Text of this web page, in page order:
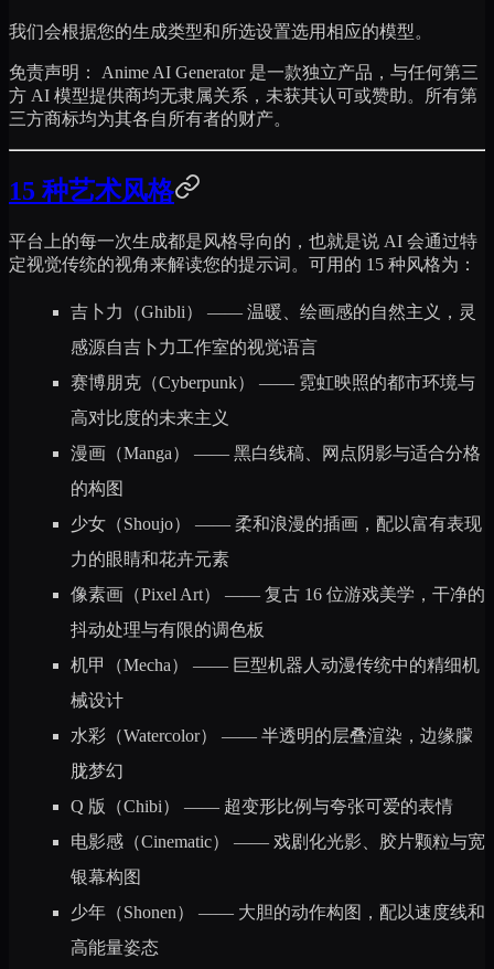
我们会根据您的生成类型和所选设置选用相应的模型。
免责声明：
Anime AI Generator 是一款独立产品，与任何第三
方 AI 模型提供商均无隶属关系，未获其认可或赞助。所有第
三方商标均为其各自所有者的财产。
15 种艺术风格
平台上的每一次生成都是风格导向的，也就是说 AI 会通过特
定视觉传统的视角来解读您的提示词。可用的 15 种风格为：
吉卜力（Ghibli）
—— 温暖、绘画感的自然主义，灵
感源自吉卜力工作室的视觉语言
赛博朋克（Cyberpunk）
—— 霓虹映照的都市环境与
高对比度的未来主义
漫画（Manga）
—— 黑白线稿、网点阴影与适合分格
的构图
少女（Shoujo）
—— 柔和浪漫的插画，配以富有表现
力的眼睛和花卉元素
像素画（Pixel Art）
—— 复古 16 位游戏美学，干净的
抖动处理与有限的调色板
机甲（Mecha）
—— 巨型机器人动漫传统中的精细机
械设计
水彩（Watercolor）
—— 半透明的层叠渲染，边缘朦
胧梦幻
Q 版（Chibi）
—— 超变形比例与夸张可爱的表情
电影感（Cinematic）
—— 戏剧化光影、胶片颗粒与宽
银幕构图
少年（Shonen）
—— 大胆的动作构图，配以速度线和
高能量姿态